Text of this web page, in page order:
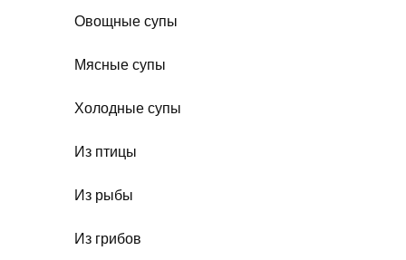
Овощные супы
Мясные супы
Холодные супы
Из птицы
Из рыбы
Из грибов